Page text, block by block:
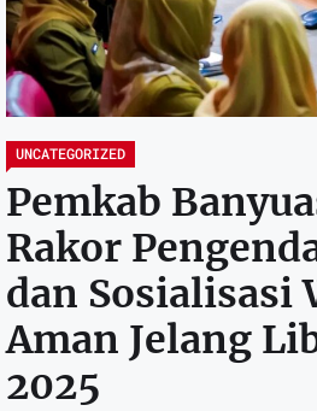
UNCATEGORIZED
Pemkab
Rakor
dan Sosialisasi
Aman Jelang
2025